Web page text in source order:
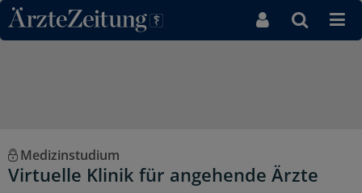
Direkt zum Inhaltsbereich
Medizinstudium
Virtuelle Klinik für angehende Ärzte